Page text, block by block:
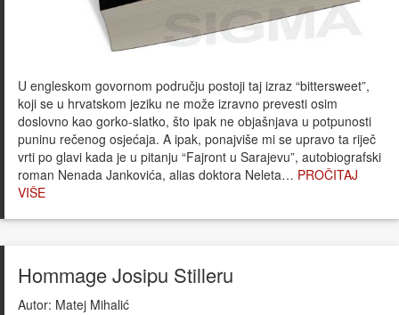
U engleskom govornom području postoji taj izraz “bittersweet”,
koji se u hrvatskom jeziku ne može izravno prevesti osim
doslovno kao gorko-slatko, što ipak ne objašnjava u potpunosti
puninu rečenog osjećaja. A ipak, ponajviše mi se upravo ta riječ
vrti po glavi kada je u pitanju “Fajront u Sarajevu”, autobiografski
roman Nenada Jankovića, alias doktora Neleta… PROČITAJ
VIŠE
Hommage Josipu Stilleru
Autor: Matej Mihalić